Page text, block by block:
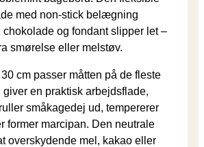
med non-stick belægning
chokolade og fondant slipper let –
smørelse eller melstøv.
cm passer måtten på de fleste
giver en praktisk arbejdsflade,
småkagedej ud, tempererer
former marcipan. Den neutrale
overskydende mel, kakao eller